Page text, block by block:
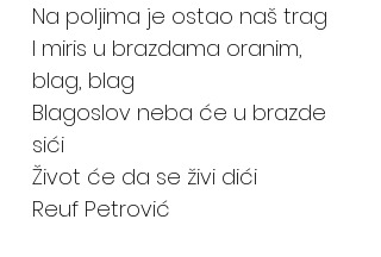
Na poljima je ostao naš trag
I miris u brazdama oranim,
blag, blag
Blagoslov neba će u brazde
sići
Život će da se živi dići
Reuf Petrović